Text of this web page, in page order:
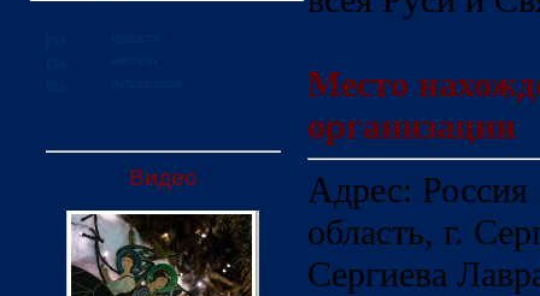
Видео
Место
организации
Адрес:
область, г.
Сергиева